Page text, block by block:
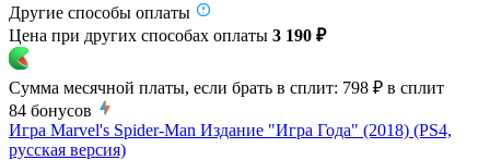
Другие способы оплаты
Цена при других способах оплаты 3 190 ₽
Сумма месячной платы, если брать в сплит: 798 ₽ в сплит
84 бонусов
Игра Marvel's Spider-Man Издание "Игра Года" (2018) (PS4,
русская версия)